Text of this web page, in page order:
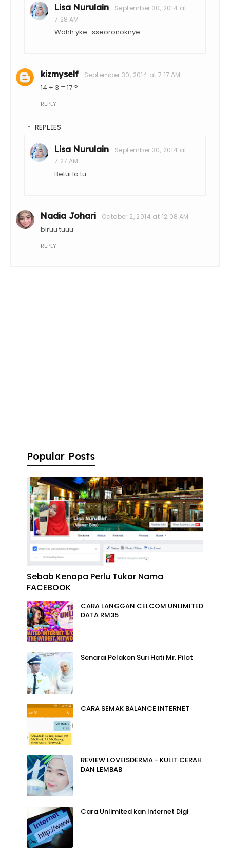
Lisa Nurulain
September 30, 2014 at
7:28 AM
Wahh yke...sseoronoknye
kizmyself September 30, 2014 at 7:17 AM
14 + 3 = 17 ?
REPLY
REPLIES
Lisa Nurulain
September 30, 2014 at
7:27 AM
Betui la tu
Nadia Johari October 2, 2014 at 12:08 AM
biruu tuuu
REPLY
Popular Posts
Sebab Kenapa Perlu Tukar Nama
FACEBOOK
CARA LANGGAN CELCOM UNLIMITED
DATA RM35
Senarai Pelakon Suri Hati Mr. Pilot
CARA SEMAK BALANCE INTERNET
REVIEW LOVEISDERMA - KULIT CERAH
DAN LEMBAB
Cara Unlimited kan Internet Digi